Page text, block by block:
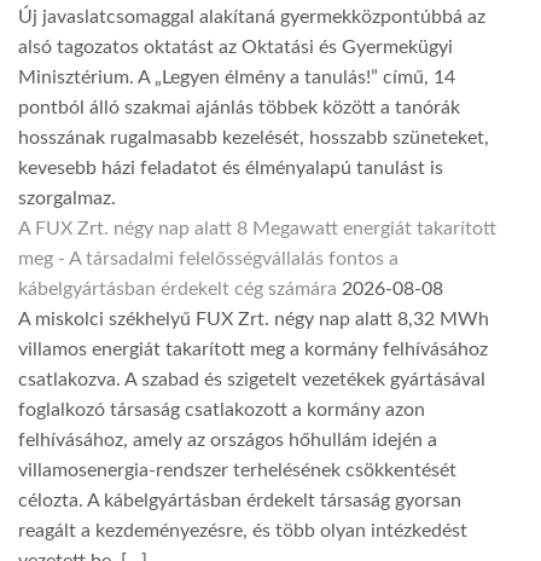
Új javaslatcsomaggal alakítaná gyermekközpontúbbá az
alsó tagozatos oktatást az Oktatási és Gyermekügyi
Minisztérium. A „Legyen élmény a tanulás!” című, 14
pontból álló szakmai ajánlás többek között a tanórák
hosszának rugalmasabb kezelését, hosszabb szüneteket,
kevesebb házi feladatot és élményalapú tanulást is
szorgalmaz.
A FUX Zrt. négy nap alatt 8 Megawatt energiát takarított
meg - A társadalmi felelősségvállalás fontos a
kábelgyártásban érdekelt cég számára 2026-08-08
A miskolci székhelyű FUX Zrt. négy nap alatt 8,32 MWh
villamos energiát takarított meg a kormány felhívásához
csatlakozva. A szabad és szigetelt vezetékek gyártásával
foglalkozó társaság csatlakozott a kormány azon
felhívásához, amely az országos hőhullám idején a
villamosenergia-rendszer terhelésének csökkentését
célozta. A kábelgyártásban érdekelt társaság gyorsan
reagált a kezdeményezésre, és több olyan intézkedést